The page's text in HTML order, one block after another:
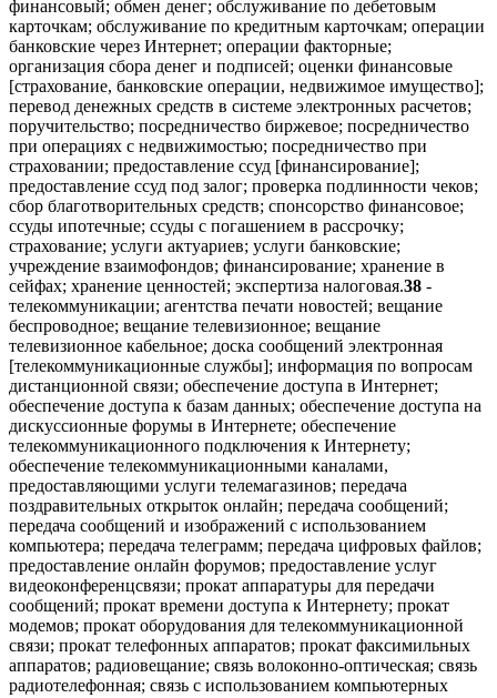
финансовый; обмен денег; обслуживание по дебетовым
карточкам; обслуживание по кредитным карточкам; операции
банковские через Интернет; операции факторные;
организация сбора денег и подписей; оценки финансовые
[страхование, банковские операции, недвижимое имущество];
перевод денежных средств в системе электронных расчетов;
поручительство; посредничество биржевое; посредничество
при операциях с недвижимостью; посредничество при
страховании; предоставление ссуд [финансирование];
предоставление ссуд под залог; проверка подлинности чеков;
сбор благотворительных средств; спонсорство финансовое;
ссуды ипотечные; ссуды с погашением в рассрочку;
страхование; услуги актуариев; услуги банковские;
учреждение взаимофондов; финансирование; хранение в
сейфах; хранение ценностей; экспертиза налоговая.38 -
телекоммуникации; агентства печати новостей; вещание
беспроводное; вещание телевизионное; вещание
телевизионное кабельное; доска сообщений электронная
[телекоммуникационные службы]; информация по вопросам
дистанционной связи; обеспечение доступа в Интернет;
обеспечение доступа к базам данных; обеспечение доступа на
дискуссионные форумы в Интернете; обеспечение
телекоммуникационного подключения к Интернету;
обеспечение телекоммуникационными каналами,
предоставляющими услуги телемагазинов; передача
поздравительных открыток онлайн; передача сообщений;
передача сообщений и изображений с использованием
компьютера; передача телеграмм; передача цифровых файлов;
предоставление онлайн форумов; предоставление услуг
видеоконференцсвязи; прокат аппаратуры для передачи
сообщений; прокат времени доступа к Интернету; прокат
модемов; прокат оборудования для телекоммуникационной
связи; прокат телефонных аппаратов; прокат факсимильных
аппаратов; радиовещание; связь волоконно-оптическая; связь
радиотелефонная; связь с использованием компьютерных